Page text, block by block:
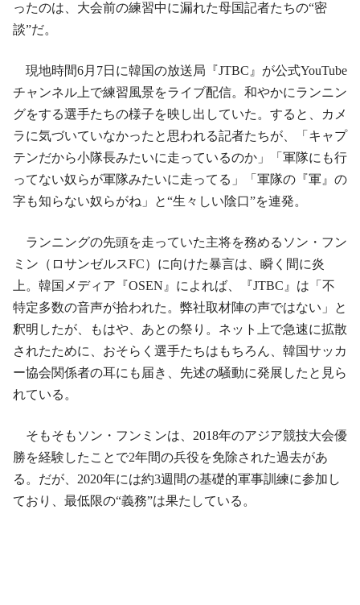
ったのは、大会前の練習中に漏れた母国記者たちの“密
談”だ。
現地時間6月7日に韓国の放送局『JTBC』が公式YouTube
チャンネル上で練習風景をライブ配信。和やかにランニン
グをする選手たちの様子を映し出していた。すると、カメ
ラに気づいていなかったと思われる記者たちが、「キャプ
テンだから小隊長みたいに走っているのか」「軍隊にも行
ってない奴らが軍隊みたいに走ってる」「軍隊の『軍』の
字も知らない奴らがね」と“生々しい陰口”を連発。
ランニングの先頭を走っていた主将を務めるソン・フン
ミン（ロサンゼルスFC）に向けた暴言は、瞬く間に炎
上。韓国メディア『OSEN』によれば、『JTBC』は「不
特定多数の音声が拾われた。弊社取材陣の声ではない」と
釈明したが、もはや、あとの祭り。ネット上で急速に拡散
されたために、おそらく選手たちはもちろん、韓国サッカ
ー協会関係者の耳にも届き、先述の騒動に発展したと見ら
れている。
そもそもソン・フンミンは、2018年のアジア競技大会優
勝を経験したことで2年間の兵役を免除された過去があ
る。だが、2020年には約3週間の基礎的軍事訓練に参加し
ており、最低限の“義務”は果たしている。